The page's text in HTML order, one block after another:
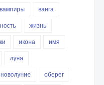
вампиры
ванга
жизнь
икона
имя
луна
новолуние
оберег